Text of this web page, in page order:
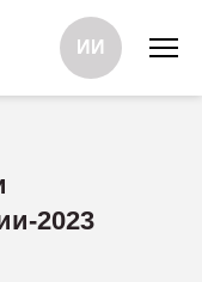
ИИ
2023